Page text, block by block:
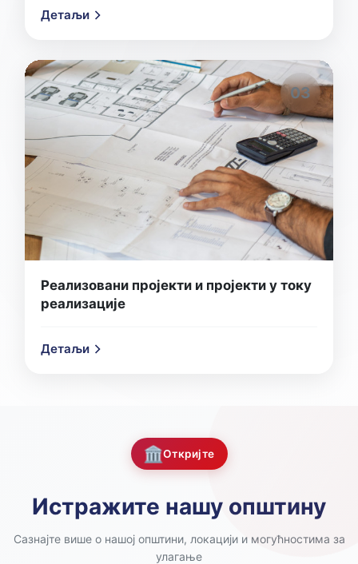
Детаљи
03
Реализовани пројекти и пројекти у току
реализације
Детаљи
🏛️Откријте
Истражите нашу општину
Сазнајте више о нашој општини, локацији и могућностима за
улагање